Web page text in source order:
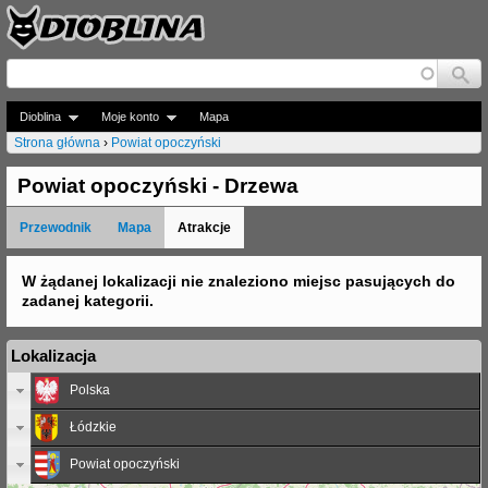
Jump to navigation
Dioblina Moje konto Mapa
J
e
s
e
ś
t
a
Strona główna › Powiat opoczyński
Powiat opoczyński - Drzewa
Przewodnik Mapa Atrakcje
W żądanej lokalizacji nie znaleziono miejsc pasujących do
zadanej kategorii.
Lokalizacja
Polska
Łódzkie
Powiat opoczyński